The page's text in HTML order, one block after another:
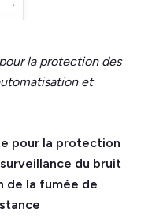
la protection des
et
pour la protection
du bruit
de la fumée de